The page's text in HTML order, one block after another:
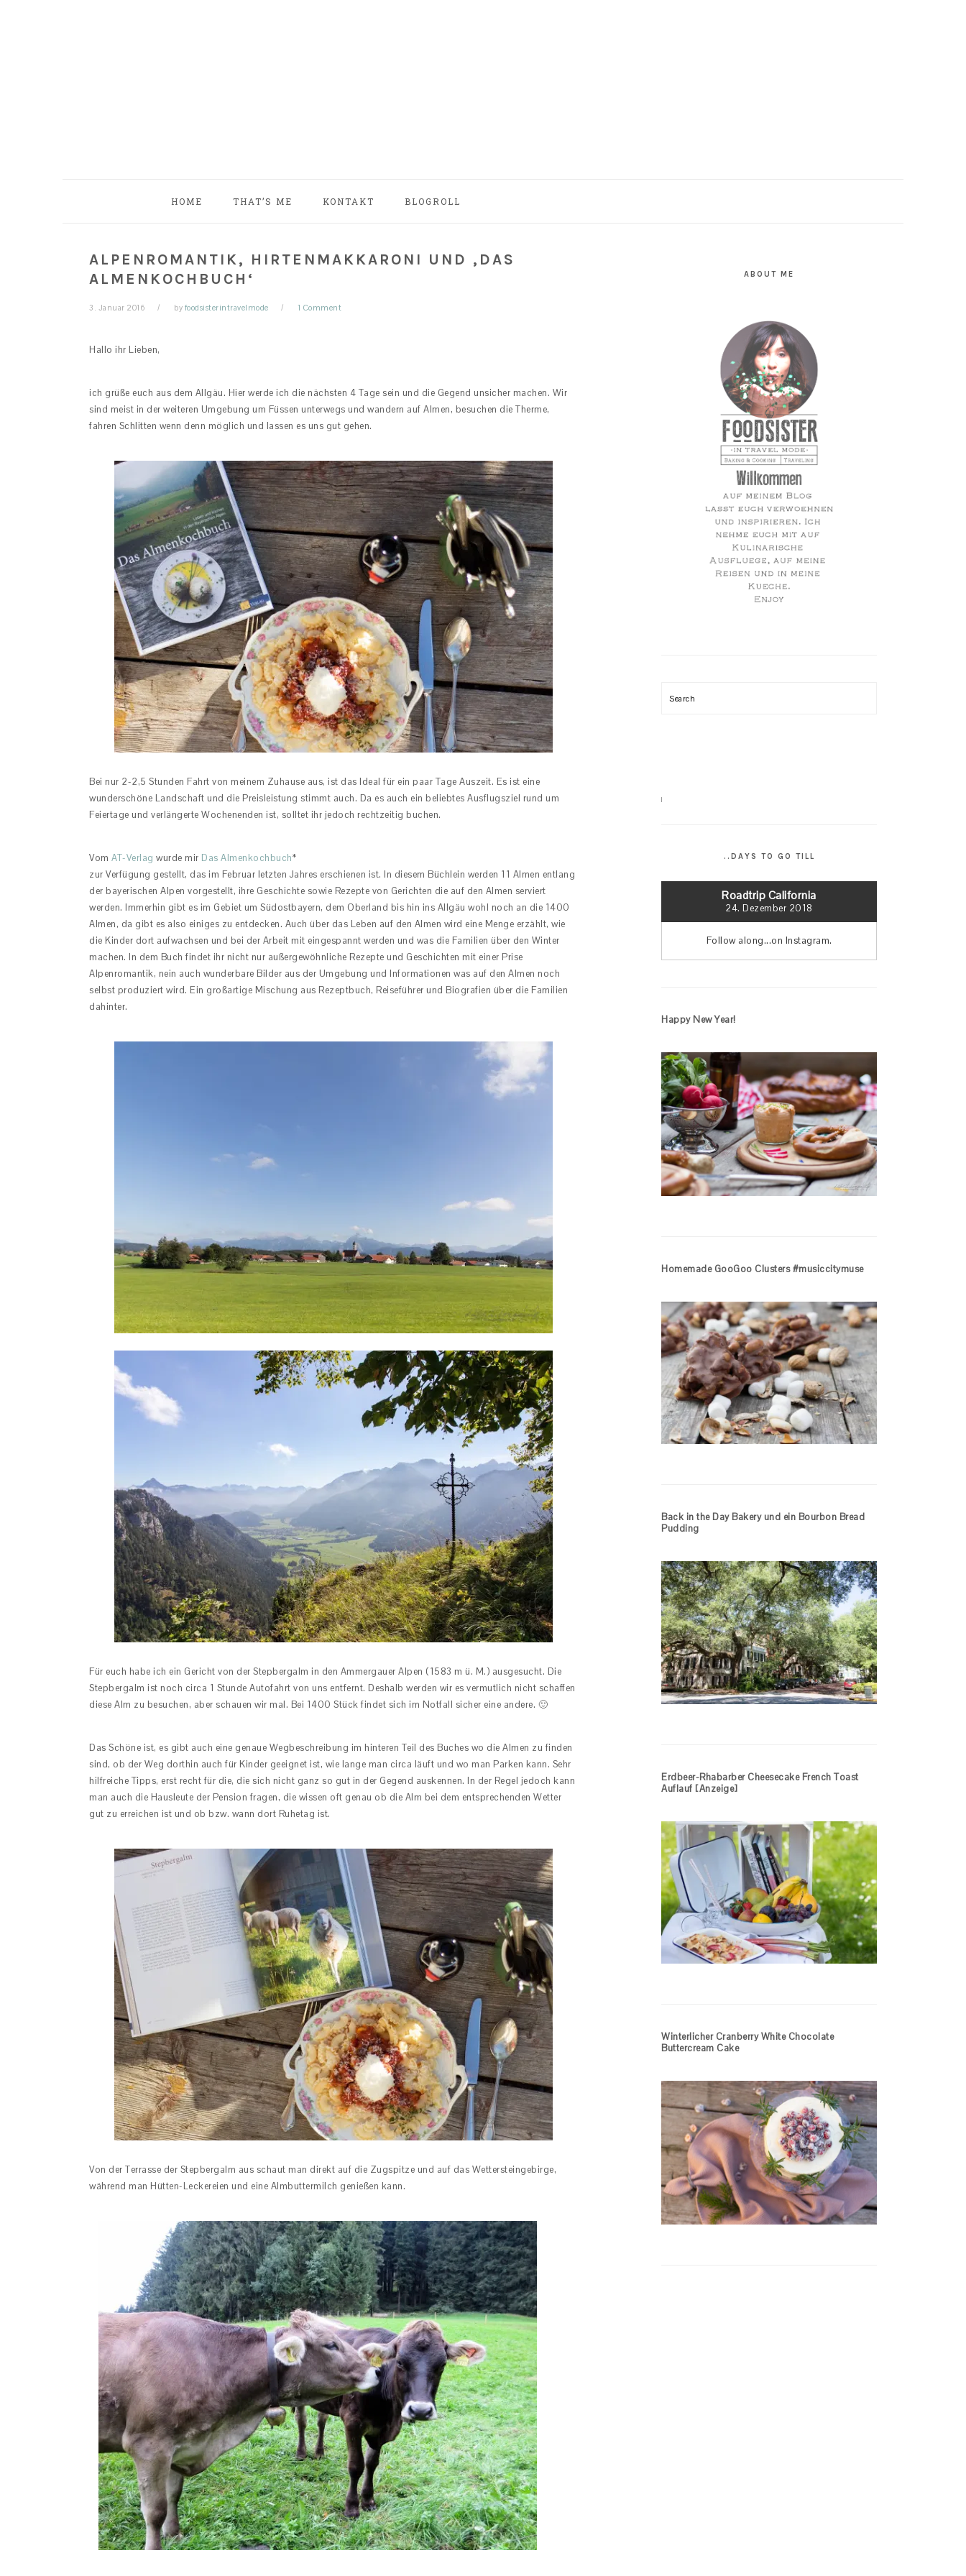
HOME THAT’S ME KONTAKT BLOGROLL
ALPENROMANTIK, HIRTENMAKKARONI UND ‚DAS
ALMENKOCHBUCH‘
3. Januar 2016 by foodsisterintravelmode 1 Comment
Hallo ihr Lieben,
ich grüße euch aus dem Allgäu. Hier werde ich die nächsten 4 Tage sein und die Gegend unsicher machen. Wir
sind meist in der weiteren Umgebung um Füssen unterwegs und wandern auf Almen, besuchen die Therme,
fahren Schlitten wenn denn möglich und lassen es uns gut gehen.
Bei nur 2-2,5 Stunden Fahrt von meinem Zuhause aus, ist das Ideal für ein paar Tage Auszeit. Es ist eine
wunderschöne Landschaft und die Preisleistung stimmt auch. Da es auch ein beliebtes Ausflugsziel rund um
Feiertage und verlängerte Wochenenden ist, solltet ihr jedoch rechtzeitig buchen.
Vom AT-Verlag wurde mir Das Almenkochbuch*
zur Verfügung gestellt, das im Februar letzten Jahres erschienen ist. In diesem Büchlein werden 11 Almen entlang
der bayerischen Alpen vorgestellt, ihre Geschichte sowie Rezepte von Gerichten die auf den Almen serviert
werden. Immerhin gibt es im Gebiet um Südostbayern, dem Oberland bis hin ins Allgäu wohl noch an die 1400
Almen, da gibt es also einiges zu entdecken. Auch über das Leben auf den Almen wird eine Menge erzählt, wie
die Kinder dort aufwachsen und bei der Arbeit mit eingespannt werden und was die Familien über den Winter
machen. In dem Buch findet ihr nicht nur außergewöhnliche Rezepte und Geschichten mit einer Prise
Alpenromantik, nein auch wunderbare Bilder aus der Umgebung und Informationen was auf den Almen noch
selbst produziert wird. Ein großartige Mischung aus Rezeptbuch, Reiseführer und Biografien über die Familien
dahinter.
Für euch habe ich ein Gericht von der Stepbergalm in den Ammergauer Alpen (1583 m ü. M.) ausgesucht. Die
Stepbergalm ist noch circa 1 Stunde Autofahrt von uns entfernt. Deshalb werden wir es vermutlich nicht schaffen
diese Alm zu besuchen, aber schauen wir mal. Bei 1400 Stück findet sich im Notfall sicher eine andere. 🙂
Das Schöne ist, es gibt auch eine genaue Wegbeschreibung im hinteren Teil des Buches wo die Almen zu finden
sind, ob der Weg dorthin auch für Kinder geeignet ist, wie lange man circa läuft und wo man Parken kann. Sehr
hilfreiche Tipps, erst recht für die, die sich nicht ganz so gut in der Gegend auskennen. In der Regel jedoch kann
man auch die Hausleute der Pension fragen, die wissen oft genau ob die Alm bei dem entsprechenden Wetter
gut zu erreichen ist und ob bzw. wann dort Ruhetag ist.
Von der Terrasse der Stepbergalm aus schaut man direkt auf die Zugspitze und auf das Wettersteingebirge,
während man Hütten-Leckereien und eine Almbuttermilch genießen kann.
ABOUT ME
Search
..DAYS TO GO TILL
Roadtrip California
24. Dezember 2018
Follow along...on Instagram.
Happy New Year!
Homemade GooGoo Clusters #musiccitymuse
Back in the Day Bakery und ein Bourbon Bread
Pudding
Erdbeer-Rhabarber Cheesecake French Toast
Auflauf [Anzeige]
Winterlicher Cranberry White Chocolate
Buttercream Cake